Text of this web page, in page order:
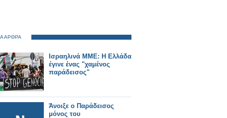
ΑΡΘΡΑ
Ισραηλινά ΜΜΕ: Η Ελλάδα
έγινε ένας "χαμένος
παράδεισος"
Άνοιξε ο Παράδεισος
μόνος του